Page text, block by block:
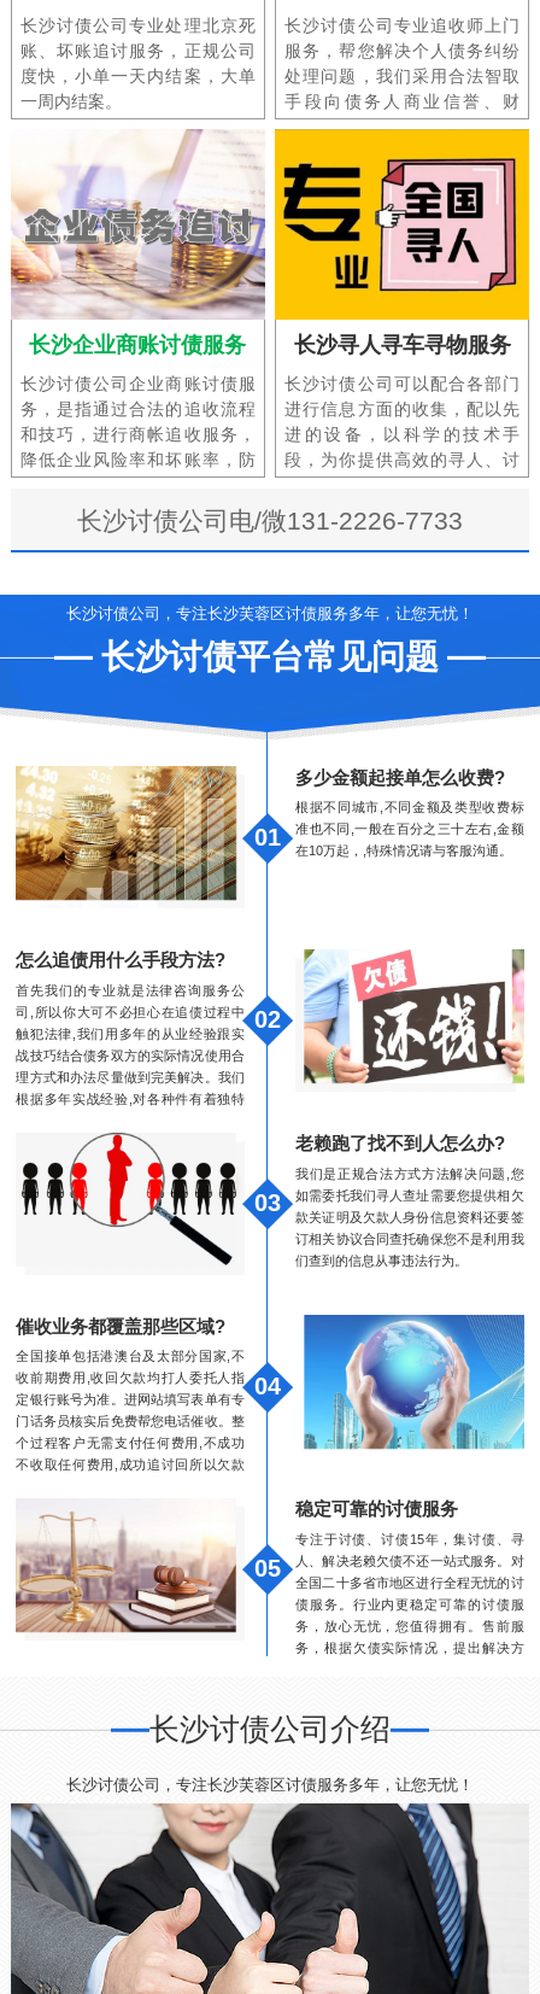
长沙讨债公司专业处理北京死
账、坏账追讨服务，正规公司
度快，小单一天内结案，大单
一周内结案。
长沙讨债公司专业追收师上门
服务，帮您解决个人债务纠纷
处理问题，我们采用合法智取
手段向债务人商业信誉、财
产、精神等诸多方面施加强大
长沙企业商账讨债服务
长沙讨债公司企业商账讨债服
务，是指通过合法的追收流程
和技巧，进行商帐追收服务，
降低企业风险率和坏账率，防
式带来的信用风险。
长沙寻人寻车寻物服务
长沙讨债公司可以配合各部门
进行信息方面的收集，配以先
进的设备，以科学的技术手
段，为你提供高效的寻人、讨
长沙讨债公司电/微131-2226-7733
长沙讨债公司，专注长沙芙蓉区讨债服务多年，让您无忧！
长沙讨债平台常见问题
01
多少金额起接单怎么收费?
根据不同城市,不同金额及类型收费标
准也不同,一般在百分之三十左右,金额
在10万起，,特殊情况请与客服沟通。
怎么追债用什么手段方法?
首先我们的专业就是法律咨询服务公
司,所以你大可不必担心在追债过程中
触犯法律,我们用多年的从业经验跟实
战技巧结合债务双方的实际情况使用合
理方式和办法尽量做到完美解决。我们
根据多年实战经验,对各种件有着独特
熟知法律法规,有效的保障了合法性、
专业性、成功性。
02
03
老赖跑了找不到人怎么办?
我们是正规合法方式方法解决问题,您
如需委托我们寻人查址需要您提供相欠
款关证明及欠款人身份信息资料还要签
订相关协议合同查托确保您不是利用我
们查到的信息从事违法行为。
催收业务都覆盖那些区域?
全国接单包括港澳台及太部分国家,不
收前期费用,收回欠款均打人委托人指
定银行账号为准。进网站填写表单有专
门话务员核实后免费帮您电话催收。整
个过程客户无需支付任何费用,不成功
不收取任何费用,成功追讨回所以欠款
04
05
稳定可靠的讨债服务
专注于讨债、讨债15年，集讨债、寻
人、解决老赖欠债不还一站式服务。对
全国二十多省市地区进行全程无忧的讨
债服务。行业内更稳定可靠的讨债服
务，放心无忧，您值得拥有。售前服
务，根据欠债实际情况，提出解决方
长沙讨债公司介绍
长沙讨债公司，专注长沙芙蓉区讨债服务多年，让您无忧！